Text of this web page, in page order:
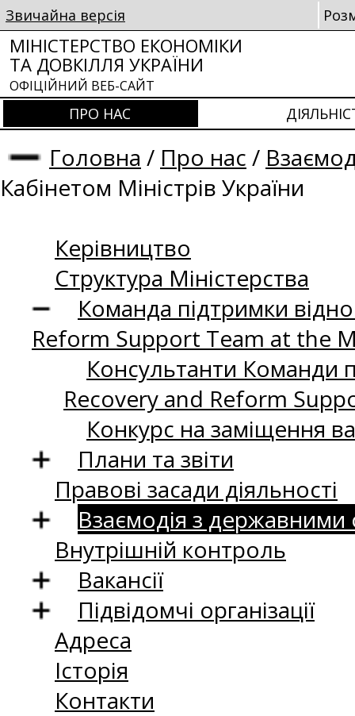
Звичайна версія
МІНІСТЕРСТВО ЕКОНОМІКИ
ТА ДОВКІЛЛЯ УКРАЇНИ
ОФІЦІЙНИЙ ВЕБ-САЙТ
ПРО НАС
Головна / Про нас /
Кабінетом Міністрів України
Керівництво
Структура Міністерства
Команда підтримки
Reform Support Team at the
Консультанти Команди
Recovery and Reform
Конкурс на заміщення
Плани та звіти
Правові засади діяльності
Взаємодія з
Внутрішній контроль
Вакансії
Підвідомчі організації
Адреса
Історія
Контакти